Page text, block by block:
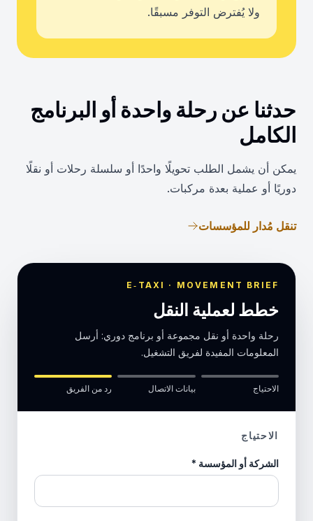
ولا يُفترض التوفر مسبقًا.
حدثنا عن رحلة واحدة أو البرنامج
الكامل
يمكن أن يشمل الطلب تحويلًا واحدًا أو سلسلة رحلات أو نقلًا
دوريًا أو عملية بعدة مركبات.
تنقل مُدار للمؤسسات
E‑TAXI · MOVEMENT BRIEF
خطط لعملية النقل
رحلة واحدة أو نقل مجموعة أو برنامج دوري: أرسل
المعلومات المفيدة لفريق التشغيل.
الاحتياج بيانات الاتصال رد من الفريق
الاحتياج
الشركة أو المؤسسة *